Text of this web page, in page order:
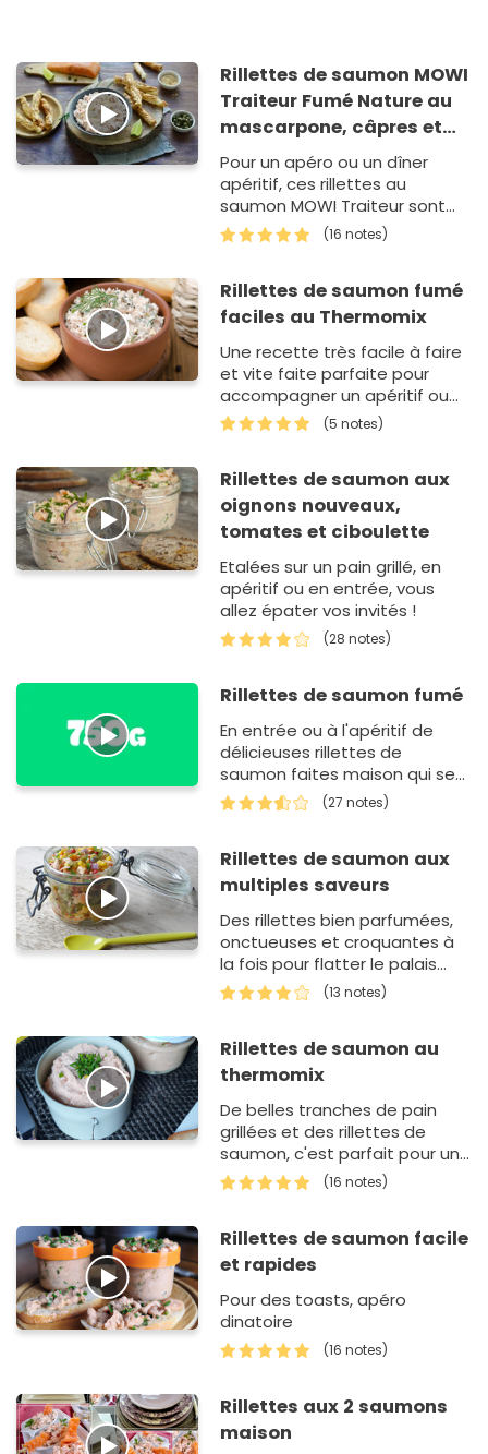
Rillettes de saumon MOWI
Traiteur Fumé Nature au
mascarpone, câpres et
citron vert et feuilletés
aux herbes
Pour un apéro ou un dîner
apéritif, ces rillettes au
saumon MOWI Traiteur sont
parfaits pour un moment de
partage et de gourmandise.
(16 notes)
Rillettes de saumon fumé
faciles au Thermomix
Une recette très facile à faire
et vite faite parfaite pour
accompagner un apéritif ou
pour farcir un avocat en
entrée. Ces rillettes de…
(5 notes)
Rillettes de saumon aux
oignons nouveaux,
tomates et ciboulette
Etalées sur un pain grillé, en
apéritif ou en entrée, vous
allez épater vos invités !
(28 notes)
Rillettes de saumon fumé
En entrée ou à l'apéritif de
délicieuses rillettes de
saumon faites maison qui se
préparent en un clin d'oeil !
(27 notes)
Rillettes de saumon aux
multiples saveurs
Des rillettes bien parfumées,
onctueuses et croquantes à
la fois pour flatter le palais...
(13 notes)
Rillettes de saumon au
thermomix
De belles tranches de pain
grillées et des rillettes de
saumon, c'est parfait pour une
entrée d'été.(16 notes)
Rillettes de saumon facile
et rapides
Pour des toasts, apéro
dinatoire
(16 notes)
Rillettes aux 2 saumons
maison